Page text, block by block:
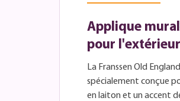
Applique
pour l'extérieur
La Franssen Old
spécialement conçue
en laiton et un accent